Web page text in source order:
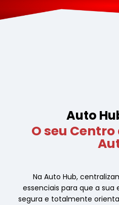
Auto
O seu
Na Auto Hub,
essenciais para que a sua
segura e totalmente